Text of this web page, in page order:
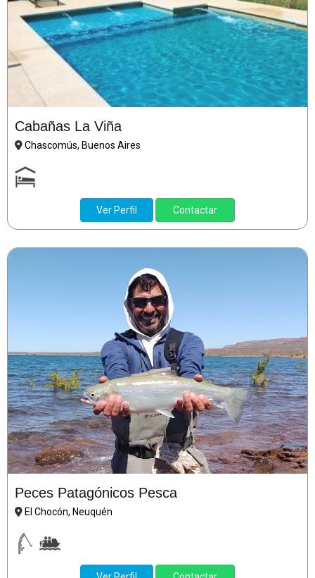
Cabañas La Viña
Chascomús, Buenos Aires
Ver Perfil Contactar
Peces Patagónicos Pesca
El Chocón, Neuquén